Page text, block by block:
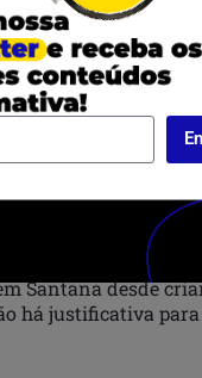
Pimenta
Thabatta Pimenta
2019), que
públicos,
ou desacato.
Santana desde
há justificativa para